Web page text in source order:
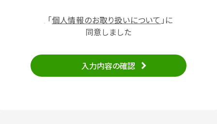
（2）ユーザーからのお問い合わせへの対応
せの内容確認、返答
・当サービスの品質改善
「個人情報のお取り扱いについて 」に
同意しました
入力内容の確認